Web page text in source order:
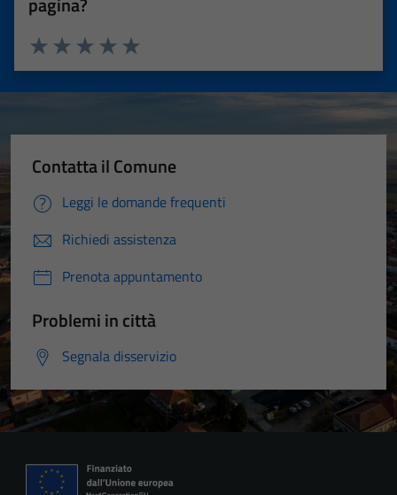
Valuta 5 stelle su 5
Valuta 4 stelle su 5
Valuta 3 stelle su 5
Valuta 2 stelle su 5
Valuta 1 stelle su 5
Contatta il Comune
Leggi le domande frequenti
Richiedi assistenza
Prenota appuntamento
Problemi in città
Segnala disservizio